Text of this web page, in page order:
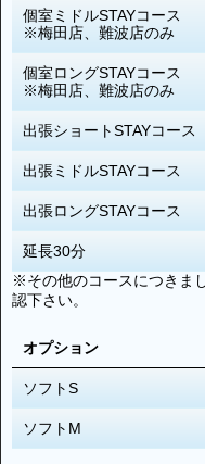
個室ミドルSTAYコース
※梅田店、難波店のみ
個室ロングSTAYコース
※梅田店、難波店のみ
出張ショートSTAYコース
出張ミドルSTAYコース
出張ロングSTAYコース
延長30分
※その他のコースにつきま
認下さい。
オプション
ソフトS
ソフトM